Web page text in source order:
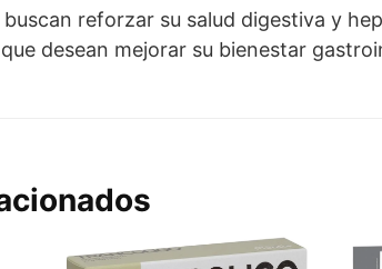
reforzar su salud digestiva y
desean mejorar su bienestar